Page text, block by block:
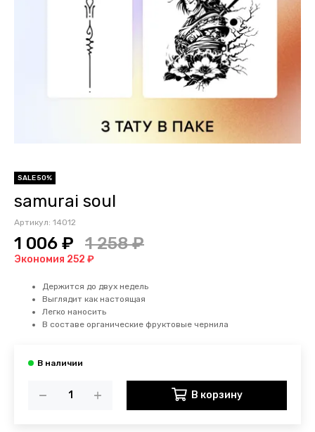
SALE 50%
samurai soul
Артикул: 14012
1 006 ₽ 1 258 ₽
Экономия 252 ₽
Держится до двух недель
Выглядит как настоящая
Легко наносить
В составе органические фруктовые чернила
В корзину